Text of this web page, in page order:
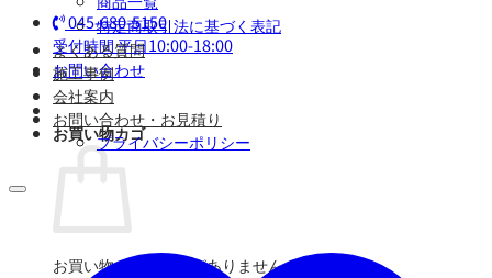
045-680-5150
受付時間 平日10:00-18:00
お問い合わせ
お買い物カゴ
お買い物カゴに商品がありません。
特定商取引法に基づく表記
よくある質問
施工事例
会社案内
お問い合わせ・お見積り
プライバシーポリシー